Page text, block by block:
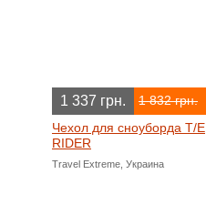
1 337 грн. 1 832 грн.
Чехол для сноуборда T/E
RIDER
Travel Extreme, Украина